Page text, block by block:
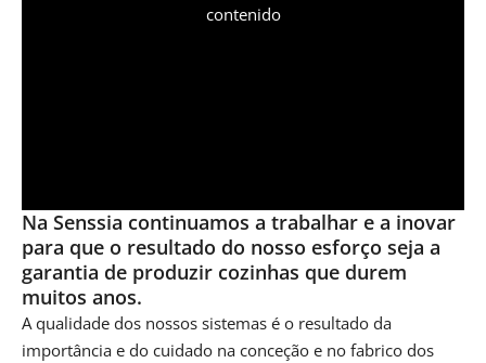
contenido
Na Senssia continuamos a trabalhar e a inovar
para que o resultado do nosso esforço seja a
garantia de produzir cozinhas que durem
muitos anos.
A qualidade dos nossos sistemas é o resultado da
importância e do cuidado na conceção e no fabrico dos